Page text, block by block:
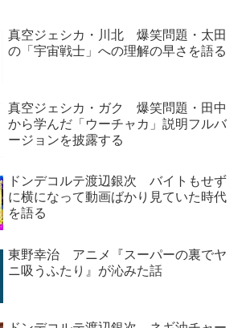
真空ジェシカ・川北 爆笑問題・太田
の「宇宙戦士」への理解の早さを語る
真空ジェシカ・ガク 爆笑問題・田中
から学んだ「ウーチャカ」説明フルバ
ージョンを披露する
ドンデコルテ渡辺銀次 バイトもせず
に横になって動画ばかり見ていた時代
を語る
東野幸治 アニメ『スーパーの裏でヤ
ニ吸うふたり』が沁みた話